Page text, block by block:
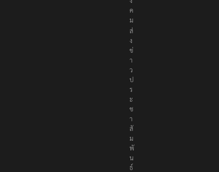
ม
ส่
ง
ข่
า
ว
ป
ร
ะ
ช
า
สั
ม
พั
น
ธ์
แ